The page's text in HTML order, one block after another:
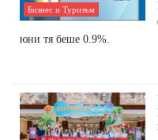
Бизнес и Туризъм
юни тя беше 0.9%.